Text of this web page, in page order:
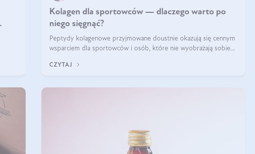
Kolagen dla sportowców — dlaczego warto po
niego sięgnąć?
Peptydy kolagenowe przyjmowane doustnie okazują się cennym
wsparciem dla sportowców i osób, które nie wyobrażają sobie
CZYTAJ